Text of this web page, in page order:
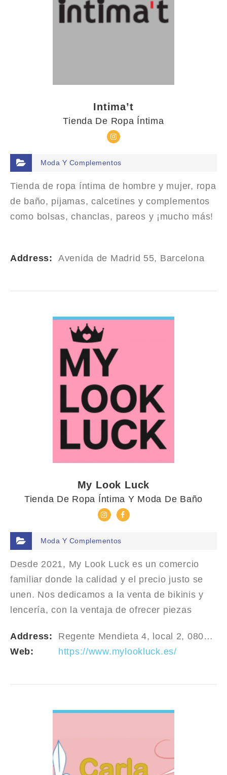
Intima’t
Tienda De Ropa Íntima
Moda Y Complementos
Tienda de ropa íntima de hombre y mujer, ropa
de baño, pijamas, calcetines y complementos
como bolsas, chanclas, pareos y ¡mucho más!
Address: Avenida de Madrid 55, Barcelona
My Look Luck
Tienda De Ropa Íntima Y Moda De Baño
Moda Y Complementos
Desde 2021, My Look Luck es un comercio
familiar donde la calidad y el precio justo se
unen. Nos dedicamos a la venta de bikinis y
lencería, con la ventaja de ofrecer piezas
Address:
Regente Mendieta 4, local 2, 08028 Barcelona
Web:
https://www.mylookluck.es/